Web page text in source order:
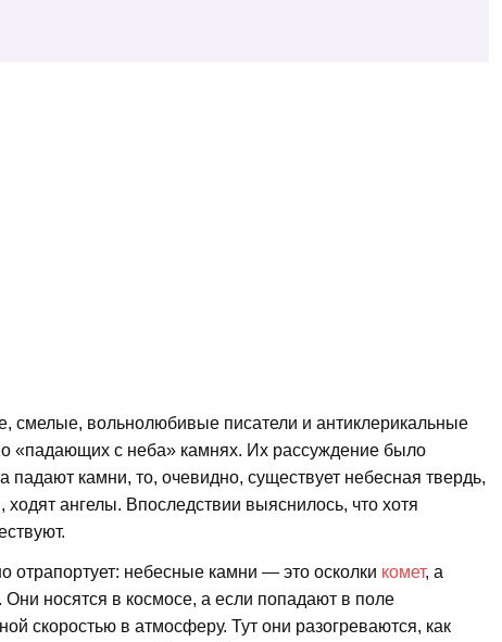
смелые, вольнолюбивые писатели и антиклерикальные
«падающих с неба» камнях. Их рассуждение было
камни, то, очевидно, существует небесная твердь,
ангелы. Впоследствии выяснилось, что хотя
отрапортует: небесные камни — это осколки комет, а
носятся в космосе, а если попадают в поле
скоростью в атмосферу. Тут они разогреваются, как